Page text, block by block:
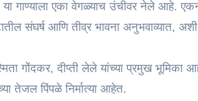
गाण्याला एका वेगळ्याच उंचीवर नेले आहे.
संघर्ष आणि तीव्र भावना अनुभवाव्यात,
गोंदकर, दीप्ती लेले यांच्या प्रमुख भूमिका
तेजल पिंपळे निर्मात्या आहेत.